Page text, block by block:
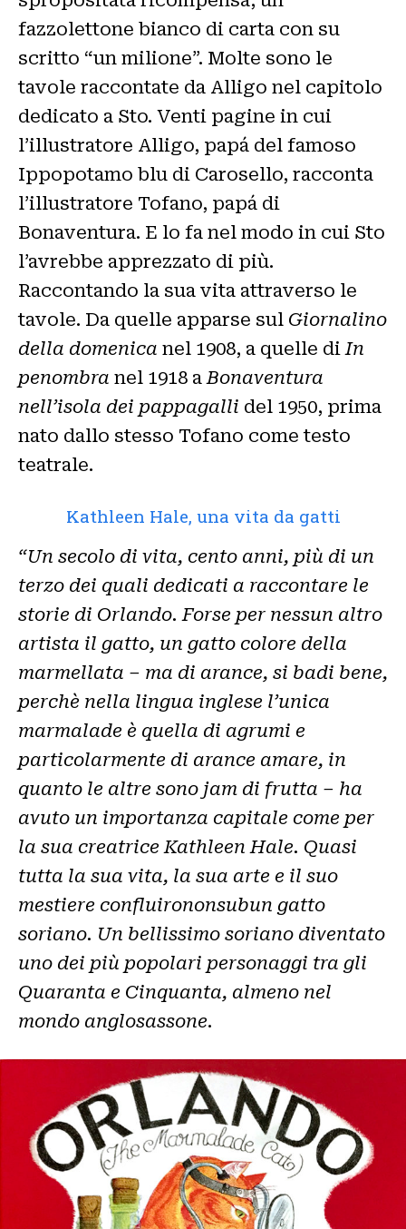
fazzolettone bianco di carta con su
scritto “un milione”. Molte sono le
tavole raccontate da Alligo nel capitolo
dedicato a Sto. Venti pagine in cui
l’illustratore Alligo, papá del famoso
Ippopotamo blu di Carosello, racconta
l’illustratore Tofano, papá di
Bonaventura. E lo fa nel modo in cui Sto
l’avrebbe apprezzato di più.
Raccontando la sua vita attraverso le
tavole. Da quelle apparse sul Giornalino
della domenica nel 1908, a quelle diIn
penombra nel 1918 aBonaventura
nell’isola dei pappagalli del 1950, prima
nato dallo stesso Tofano come testo
teatrale.
Kathleen Hale, una vita da gatti
“Un secolo di vita, cento anni, più di un
terzo dei quali dedicati a raccontare le
storie di Orlando. Forse per nessun altro
artista il gatto, un gatto colore della
marmellata – ma di arance, si badi bene,
perchè nella lingua inglese l’unica
marmalade è quella di agrumi e
particolarmente di arance amare, in
quanto le altre sono jam di frutta – ha
avuto un importanza capitale come per
la sua creatrice Kathleen Hale. Quasi
tutta la sua vita, la sua arte e il suo
mestiere confluirononsubun gatto
soriano. Un bellissimo soriano diventato
uno dei più popolari personaggi tra gli
Quaranta e Cinquanta, almeno nel
mondo anglosassone.